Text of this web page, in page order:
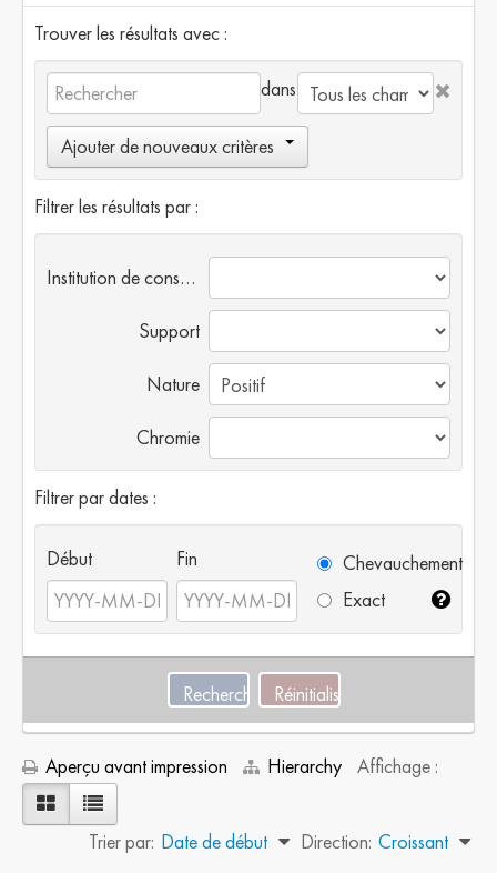
Trouver les résultats avec :
dans
Ajouter de nouveaux critères
Filtrer les résultats par :
Institution de conservation
Support
Nature
Chromie
Filtrer par dates :
Début Fin
Chevauchement
Exact
Aperçu avant impression Hierarchy Affichage :
Trier par: Date de début Direction: Croissant